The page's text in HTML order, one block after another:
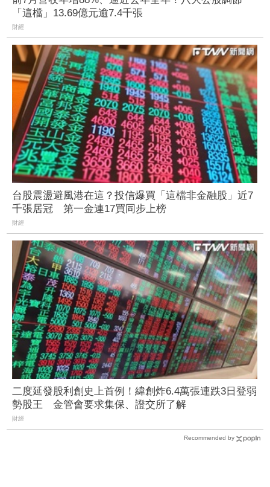
「這檔」13.69億元逾7.4千張
財經
台股震盪避風港在這？投信爆買「這檔非金融股」近7
千張居冠 第一金連17買同步上榜
財經
二度延發股利創史上首例！緯創炸6.4萬張連跌3日登弱
勢股王 金管會要求集保、證交所了解
財經
Recommended by